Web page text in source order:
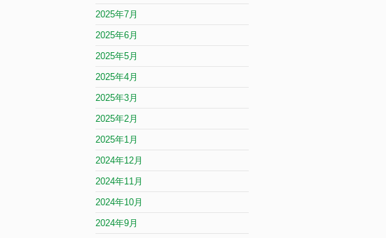
2025年7月
2025年6月
2025年5月
2025年4月
2025年3月
2025年2月
2025年1月
2024年12月
2024年11月
2024年10月
2024年9月